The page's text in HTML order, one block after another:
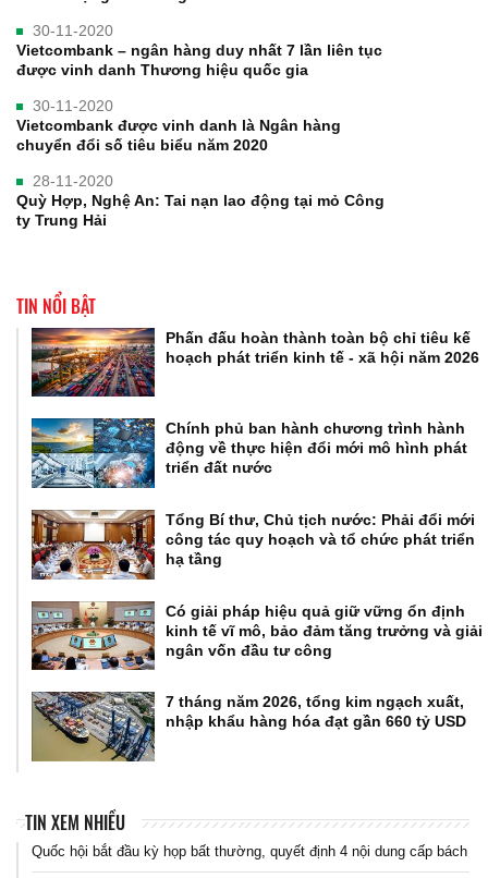
30-11-2020
Vietcombank – ngân hàng duy nhất 7 lần liên tục
được vinh danh Thương hiệu quốc gia
30-11-2020
Vietcombank được vinh danh là Ngân hàng
chuyển đổi số tiêu biểu năm 2020
28-11-2020
Quỳ Hợp, Nghệ An: Tai nạn lao động tại mỏ Công
ty Trung Hải
TIN NỔI BẬT
Phấn đấu hoàn thành toàn bộ chỉ tiêu kế
hoạch phát triển kinh tế - xã hội năm 2026
Chính phủ ban hành chương trình hành
động về thực hiện đổi mới mô hình phát
triển đất nước
Tổng Bí thư, Chủ tịch nước: Phải đổi mới
công tác quy hoạch và tổ chức phát triển
hạ tầng
Có giải pháp hiệu quả giữ vững ổn định
kinh tế vĩ mô, bảo đảm tăng trưởng và giải
ngân vốn đầu tư công
7 tháng năm 2026, tổng kim ngạch xuất,
nhập khẩu hàng hóa đạt gần 660 tỷ USD
TIN XEM NHIỀU
Quốc hội bắt đầu kỳ họp bất thường, quyết định 4 nội dung cấp bách